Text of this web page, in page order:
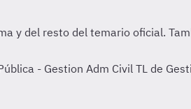
- Gestion Adm Civil TL de